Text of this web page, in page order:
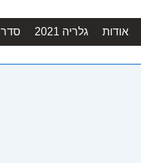
סדר גלריה 2021 אודות